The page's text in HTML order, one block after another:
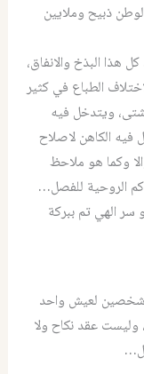
ذبيح وملايين
هذا البذخ والانفاق،
الطباع في كثير
شتى، ويتدخل فيه
فيه الكاهن لاصلاح
وكما هو ملاحظ
الروحية للفصل…
سر الهي تم ببركة
شخصين لعيش واحد
وليست عقد نكاح ولا